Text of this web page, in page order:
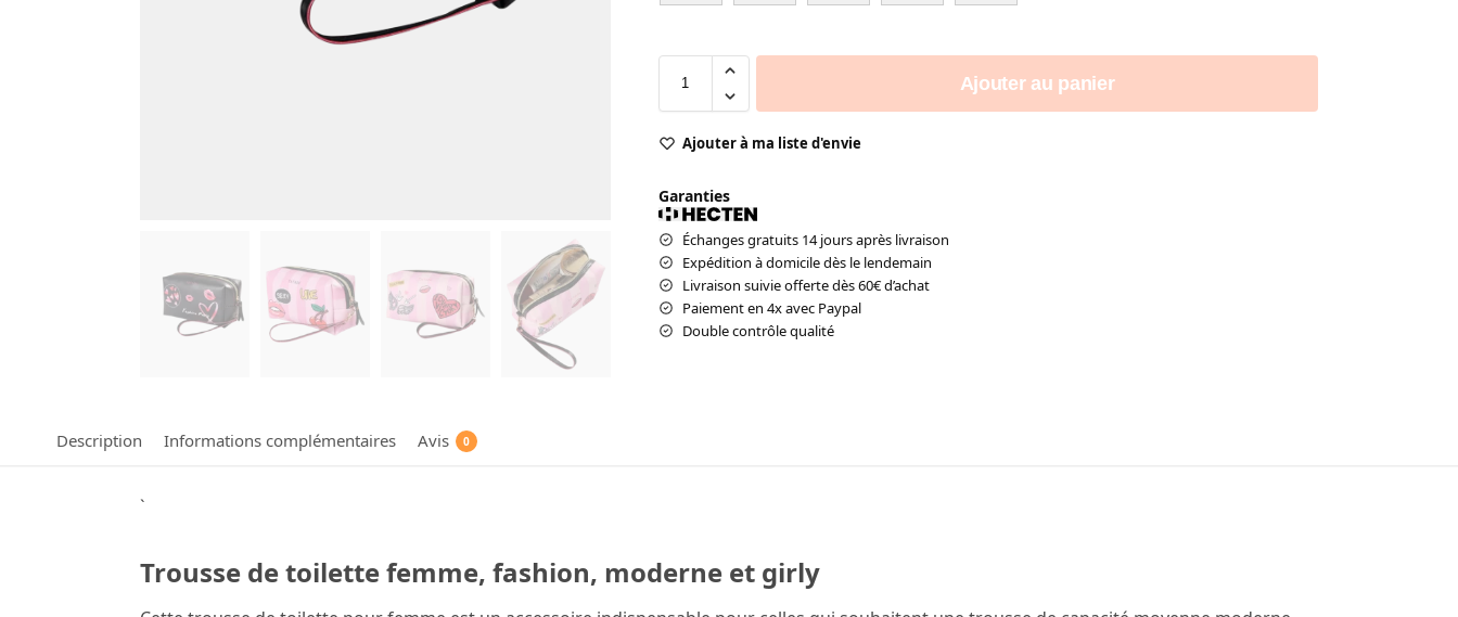
Ajouter au panier
Ajouter à ma liste d'envie
Garanties
Échanges gratuits 14 jours après livraison
Expédition à domicile dès le lendemain
Livraison suivie offerte dès 60€ d’achat
Paiement en 4x avec Paypal
Double contrôle qualité
Description Informations complémentaires Avis 0
`
Trousse de toilette femme, fashion, moderne et girly